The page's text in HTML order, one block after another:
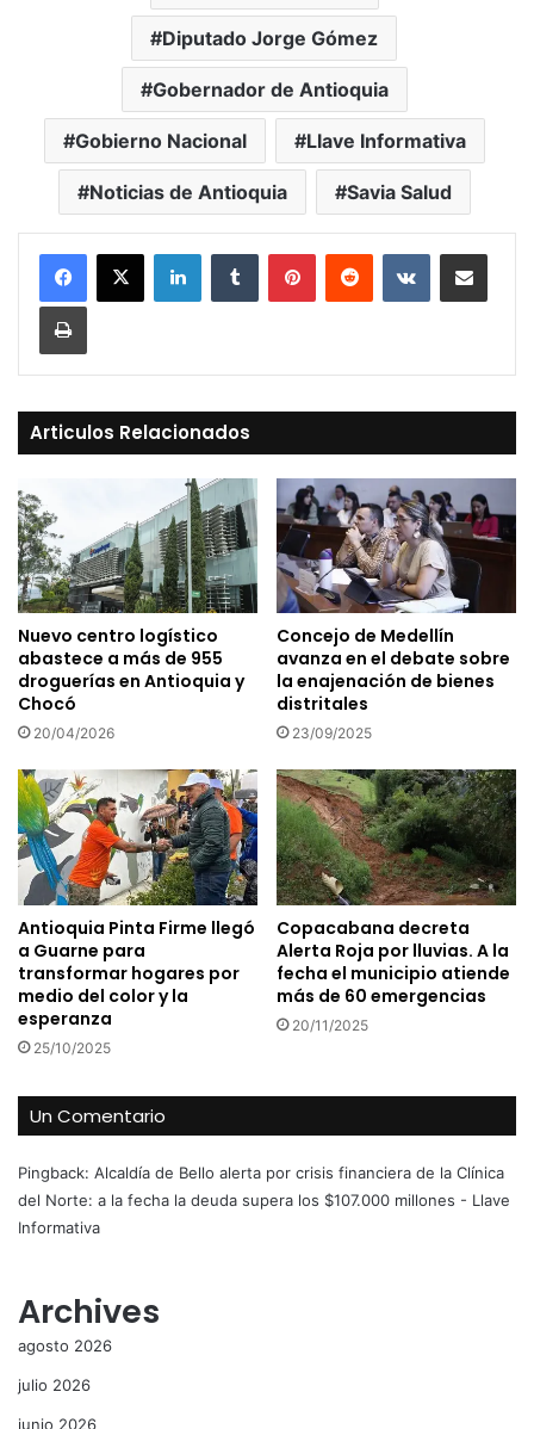
Diputado Jorge Gómez
Gobernador de Antioquia
Gobierno Nacional Llave Informativa
Noticias de Antioquia Savia Salud
LinkedInTumblr PinterestReddit VKontakteCompartir vía Mail
Print
Articulos Relacionados
Nuevo centro logístico
abastece a más de 955
droguerías en Antioquia y
Chocó
20/04/2026
Concejo de Medellín
avanza en el debate sobre
la enajenación de bienes
distritales
23/09/2025
Antioquia Pinta Firme llegó
a Guarne para
transformar hogares por
medio del color y la
esperanza
25/10/2025
Copacabana decreta
Alerta Roja por lluvias. A la
fecha el municipio atiende
más de 60 emergencias
20/11/2025
Un Comentario
Pingback: Alcaldía de Bello alerta por crisis financiera de la Clínica
del Norte: a la fecha la deuda supera los $107.000 millones - Llave
Informativa
Archives
agosto 2026
julio 2026
junio 2026